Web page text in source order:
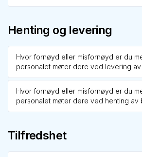
Henting og levering
Hvor fornøyd eller misfornøyd er du
personalet møter dere ved levering av
Hvor fornøyd eller misfornøyd er du
personalet møter dere ved henting av
Tilfredshet